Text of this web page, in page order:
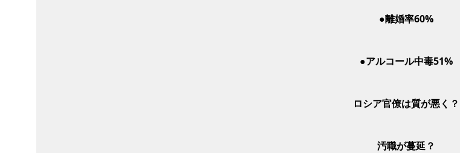
●離婚率60%
●アルコール中毒51%
ロシア官僚は質が悪く？
汚職が蔓延？